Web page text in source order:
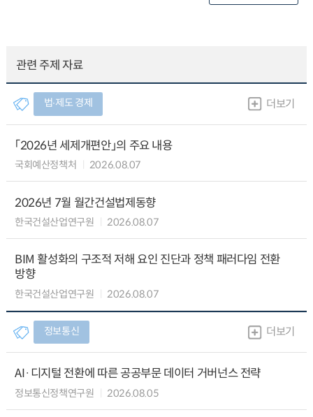
관련 주제 자료
법∙제도 경제 더보기
「2026년 세제개편안」의 주요 내용
국회예산정책처 2026.08.07
2026년 7월 월간건설법제동향
한국건설산업연구원 2026.08.07
BIM 활성화의 구조적 저해 요인 진단과 정책 패러다임 전환
방향
한국건설산업연구원 2026.08.07
정보통신 더보기
AI·디지털 전환에 따른 공공부문 데이터 거버넌스 전략
정보통신정책연구원 2026.08.05